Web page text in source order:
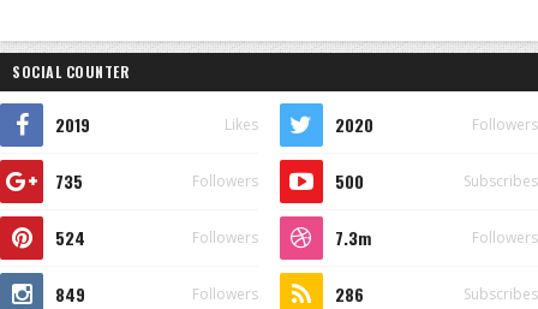
SOCIAL COUNTER
2019 Likes 2020 Followers
735 Followers 500 Subscribes
524 Followers 7.3m Followers
849 Followers 286 Subscribes